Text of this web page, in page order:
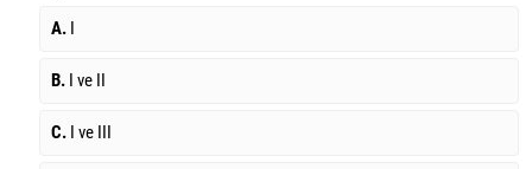
A. I
B. I ve II
C. I ve III